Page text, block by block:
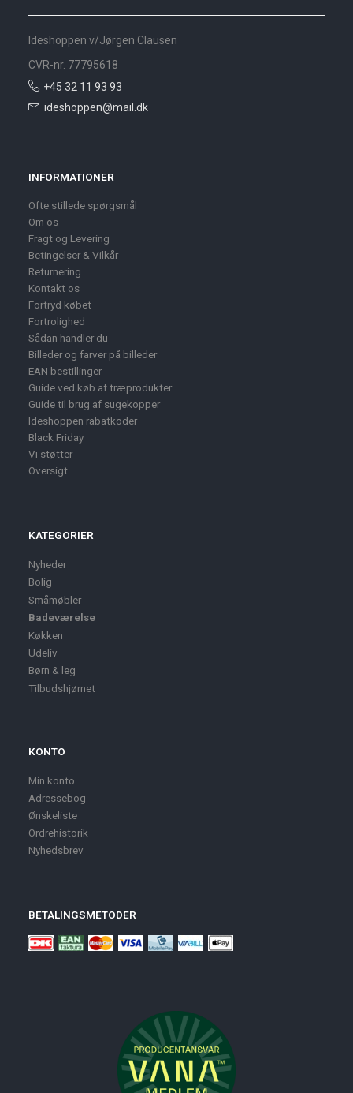
Ideshoppen v/Jørgen Clausen
CVR-nr. 77795618
+45 32 11 93 93
ideshoppen@mail.dk
INFORMATIONER
Ofte stillede spørgsmål
Om os
Fragt og Levering
Betingelser & Vilkår
Returnering
Kontakt os
Fortryd købet
Fortrolighed
Sådan handler du
Billeder og farver på billeder
EAN bestillinger
Guide ved køb af træprodukter
Guide til brug af sugekopper
Ideshoppen rabatkoder
Black Friday
Vi støtter
Oversigt
KATEGORIER
Nyheder
Bolig
Småmøbler
Badeværelse
Køkken
Udeliv
Børn & leg
Tilbudshjørnet
KONTO
Min konto
Adressebog
Ønskeliste
Ordrehistorik
Nyhedsbrev
BETALINGSMETODER